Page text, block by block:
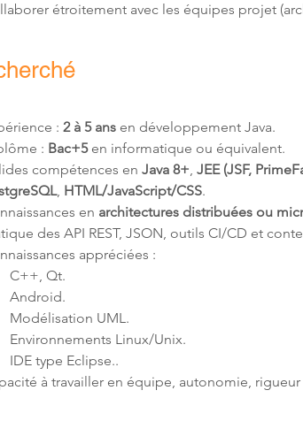
étroitement avec les équipes projet
: 2 à 5 ans en développement Java.
: Bac+5 en informatique ou équivalent.
compétences en Java 8+, JEE (JSF,
, HTML/JavaScript/CSS.
en architectures distribuées ou
des API REST, JSON, outils CI/CD et
appréciées :
C++, Qt.
Android.
Modélisation UML.
Environnements Linux/Unix.
IDE type Eclipse..
à travailler en équipe, autonomie,